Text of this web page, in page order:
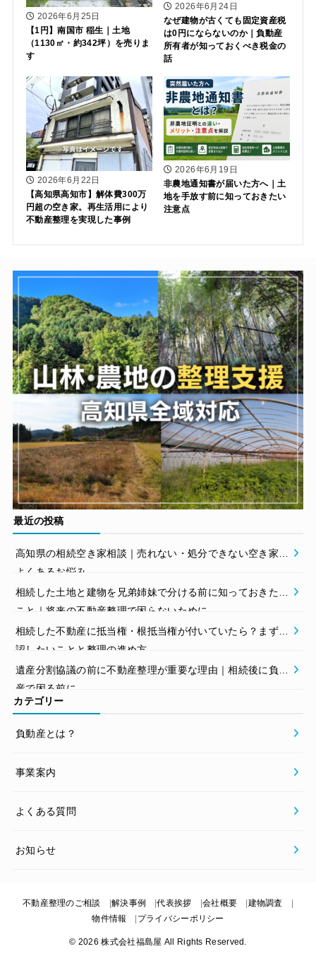
2026年6月25日
【1円】南国市 稲生｜土地
（1130㎡・約342坪）を売りま
す
2026年6月24日
なぜ建物が古くても固定資産税
は0円にならないのか｜負動産
所有者が知っておくべき税金の
話
2026年6月22日
【高知県高知市】解体費300万
円超の空き家。再生活用により
不動産整理を実現した事例
2026年6月19日
非農地通知書が届いた方へ｜土
地を手放す前に知っておきたい
注意点
最近の投稿
高知県の相続空き家相談｜売れない・処分できない空き家の
よくあるお悩み
相続した土地と建物を兄弟姉妹で分ける前に知っておきたい
こと｜将来の不動産整理で困らないために
相続した不動産に抵当権・根抵当権が付いていたら？まず確
認したいことと整理の進め方
遺産分割協議の前に不動産整理が重要な理由｜相続後に負動
産で困る前に
カテゴリー
負動産とは？
事業案内
よくある質問
お知らせ
不動産整理のご相談 解決事例 代表挨拶 会社概要
建物調査
物件情報
プライバシーポリシー
© 2026 株式会社福島屋 All Rights Reserved.